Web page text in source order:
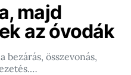
majd
az óvodák
összevonás,